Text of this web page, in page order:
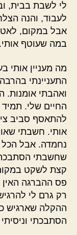
לי לשבת בבית,
לעבוד, והנה
אבל במקום,
במה שעוטף אותי.
מה מעניין אותי
התעניינתי
ואהבתי אומנות.
החיים שלי.
להתאסף סביב
אותי. חשבתי
נחמדה. אבל הכל
שחשבתי
קצת לשקט
פס ההברגה האין
רק גרם לי
ההקלה שארגיש
הסתבכתי